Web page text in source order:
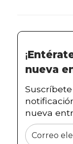
¡
nueva
nueva